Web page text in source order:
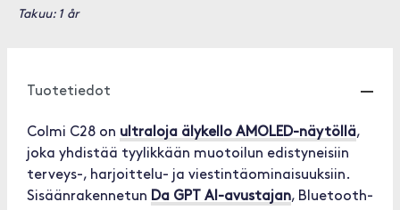
Takuu: 1 år
Tuotetiedot
Colmi C28 on ultraloja älykello AMOLED-näytöllä,
joka yhdistää tyylikkään muotoilun edistyneisiin
terveys-, harjoittelu- ja viestintäominaisuuksiin.
Sisäänrakennetun Da GPT AI-avustajan, Bluetooth-